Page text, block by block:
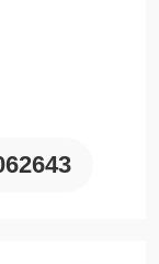
些超声波以直线
。UT129520 通
准